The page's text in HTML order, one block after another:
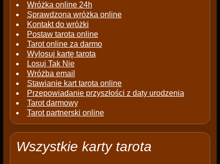
Wróżka online 24h
Sprawdzona wróżka online
Kontakt do wróżki
Postaw tarota online
Tarot online za darmo
Wylosuj kartę tarota
Losuj Tak Nie
Wróżba email
Stawianie kart tarota online
Przepowiadanie przyszłości z daty urodzenia
Tarot darmowy
Tarot partnerski online
Wszystkie karty tarota